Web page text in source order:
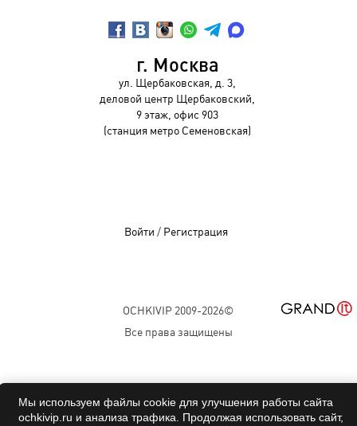
г. Москва
ул. Щербаковская, д. 3,
деловой центр Щербаковский,
9 этаж, офис 903
(станция метро Семеновская)
Войти / Регистрация
OCHKIVIP 2009-2026©
Все права защищены
Мы используем файлы cookie для улучшения работы сайта
ochkivip.ru и анализа трафика. Продолжая использовать сайт,